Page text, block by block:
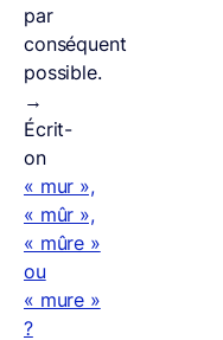
par
conséquent
possible.
→
Écrit-
on
« mur »,
« mûr »,
« mûre »
ou
« mure »
?